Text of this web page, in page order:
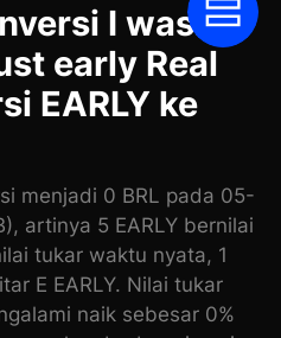
I wasn't
early Real
EARLY ke
menjadi 0 BRL pada 05-
artinya 5 EARLY bernilai
tukar waktu nyata, 1
E EARLY. Nilai tukar
naik sebesar 0%